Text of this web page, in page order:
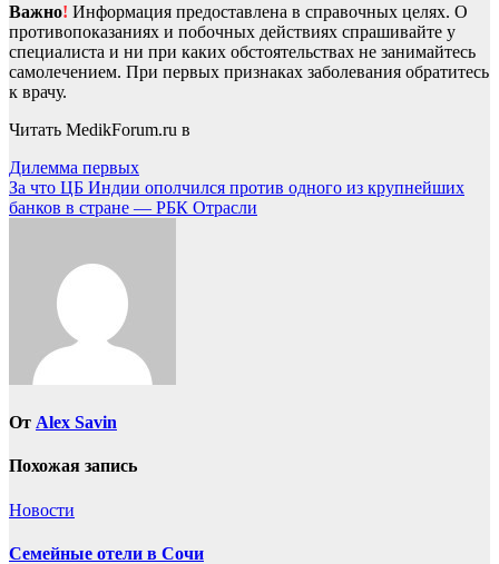
Важно! Информация предоставлена в справочных целях. О
противопоказаниях и побочных действиях спрашивайте у
специалиста и ни при каких обстоятельствах не занимайтесь
самолечением. При первых признаках заболевания обратитесь
к врачу.
Читать MedikForum.ru в
Навигация
по
Дилемма первых
За что ЦБ Индии ополчился против одного из крупнейших
банков в стране — РБК Отрасли
От Alex Savin
Похожая запись
Новости
Семейные отели в Сочи